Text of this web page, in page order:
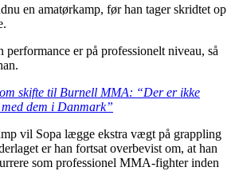
en amatørkamp, før han tager skridtet op
er på professionelt niveau, så
skifte til Burnell MMA: “Der er ikke
dem i Danmark”
vil Sopa lægge ekstra vægt på grappling
er han fortsat overbevist om, at han
som professionel MMA-fighter inden